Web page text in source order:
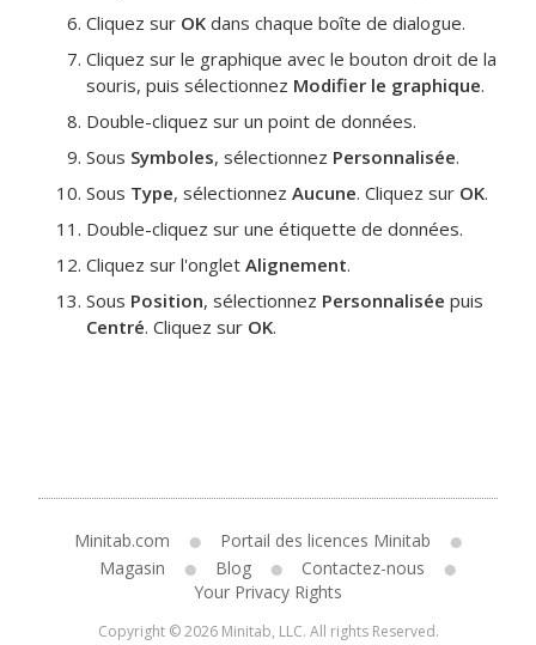
Cliquez sur OK dans chaque boîte de dialogue.
Cliquez sur le graphique avec le bouton droit de la
souris, puis sélectionnez Modifier le graphique.
Double-cliquez sur un point de données.
Sous Symboles, sélectionnez Personnalisée.
Sous Type, sélectionnez Aucune. Cliquez sur OK.
Double-cliquez sur une étiquette de données.
Cliquez sur l'onglet Alignement.
Sous Position, sélectionnez Personnalisée puis
Centré. Cliquez sur OK.
Minitab.com
Portail des licences Minitab
Magasin
Blog
Contactez-nous
Your Privacy Rights
Copyright © 2026 Minitab, LLC. All rights Reserved.